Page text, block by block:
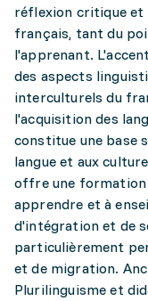
réflexion critique et
français, tant du
l'apprenant.
des aspects
interculturels du
l'acquisition des
constitue une base
langue et aux
offre une formation
apprendre et à
d'intégration et de
particulièrement
et de migration.
Plurilinguisme et